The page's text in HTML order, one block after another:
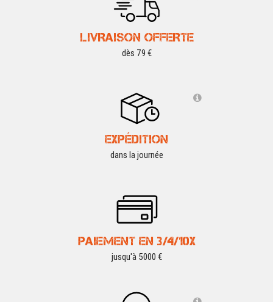
LIVRAISON OFFERTE
dès 79 €
EXPÉDITION
dans la journée
PAIEMENT EN 3/4/10X
jusqu'à 5000 €